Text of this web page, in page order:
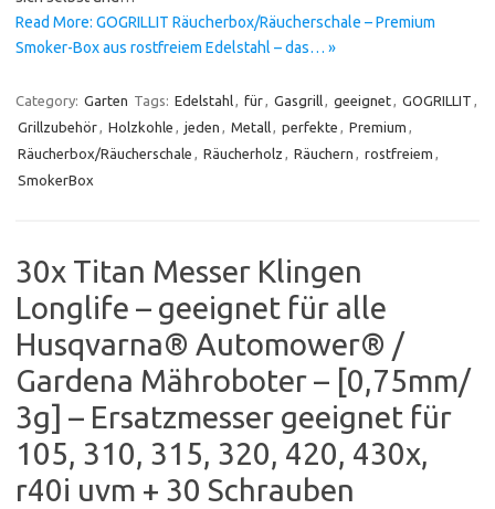
Read More: GOGRILLIT Räucherbox/Räucherschale – Premium
Smoker-Box aus rostfreiem Edelstahl – das… »
Category: Garten Tags: Edelstahl, für, Gasgrill, geeignet, GOGRILLIT ,
Grillzubehör, Holzkohle , jeden , Metall, perfekte , Premium ,
Räucherbox/Räucherschale , Räucherholz , Räuchern , rostfreiem ,
SmokerBox
30x Titan Messer Klingen
Longlife – geeignet für alle
Husqvarna® Automower® /
Gardena Mähroboter – [0,75mm/
3g] – Ersatzmesser geeignet für
105, 310, 315, 320, 420, 430x,
r40i uvm + 30 Schrauben